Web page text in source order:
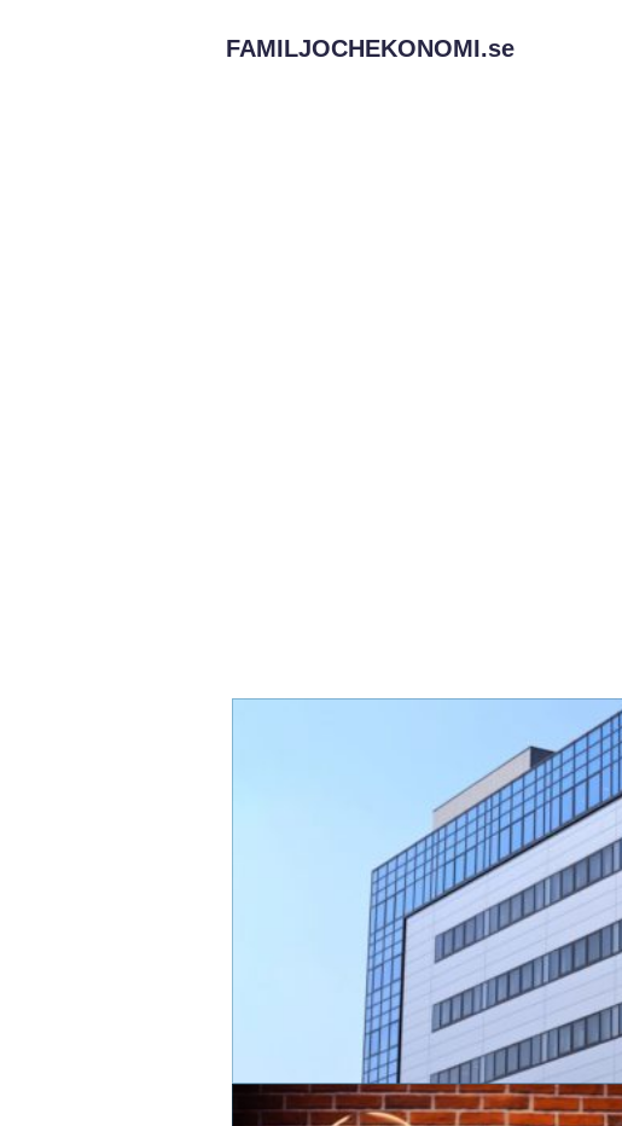
FAMILJOCHEKONOMI.se